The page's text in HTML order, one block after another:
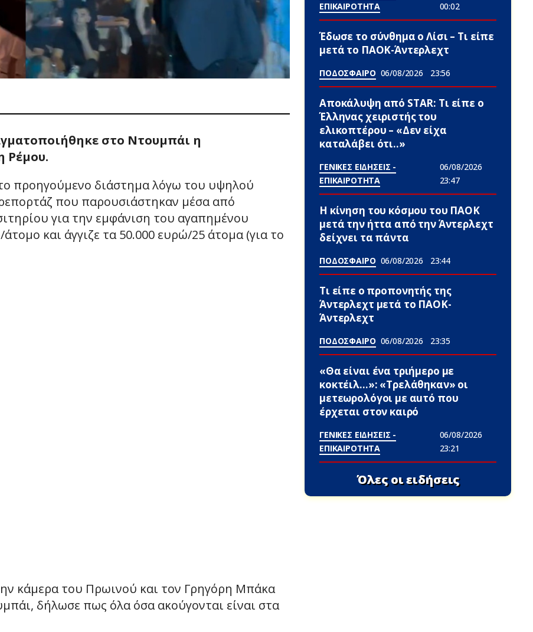
στο Ντουμπάι η
Ρέμου.
προηγούμενο διάστημα λόγω του υψηλού
που παρουσιάστηκαν μέσα από
για την εμφάνιση του αγαπημένου
και άγγιζε τα 50.000 ευρώ/25 άτομα (για το
κάμερα του Πρωινού και τον Γρηγόρη Μπάκα
δήλωσε πως όλα όσα ακούγονται είναι στα
ΕΠΙΚΑΙΡΟΤΗΤΑ
00:02
Έδωσε το σύνθημα ο Λίσι – Τι είπε
μετά το ΠΑΟΚ-Άντερλεχτ
ΠΟΔΟΣΦΑΙΡΟ 06/08/2026 23:56
Αποκάλυψη από STAR: Τι είπε ο
Έλληνας χειριστής του
ελικοπτέρου – «Δεν είχα
καταλάβει ότι..»
ΓΕΝΙΚΕΣ ΕΙΔΗΣΕΙΣ -
ΕΠΙΚΑΙΡΟΤΗΤΑ
06/08/2026
23:47
Η κίνηση του κόσμου του ΠΑΟΚ
μετά την ήττα από την Άντερλεχτ
δείχνει τα πάντα
ΠΟΔΟΣΦΑΙΡΟ 06/08/2026 23:44
Τι είπε ο προπονητής της
Άντερλεχτ μετά το ΠΑΟΚ-
Άντερλεχτ
ΠΟΔΟΣΦΑΙΡΟ 06/08/2026 23:35
«Θα είναι ένα τριήμερο με
κοκτέιλ…»: «Τρελάθηκαν» οι
μετεωρολόγοι με αuτό που
έρχεται στον καιρό
ΓΕΝΙΚΕΣ ΕΙΔΗΣΕΙΣ -
ΕΠΙΚΑΙΡΟΤΗΤΑ
06/08/2026
23:21
Όλες οι ειδήσεις